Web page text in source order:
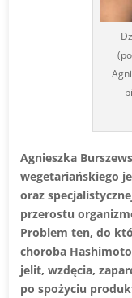
Agnieszka
wegetariańskiego
oraz
przerostu
Problem ten, do
choroba
jelit, wzdęcia,
po spożyciu